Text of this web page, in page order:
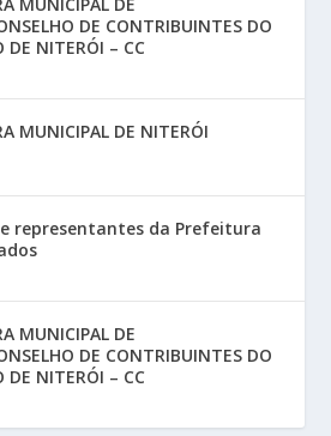
DE CONTRIBUINTES DO
DE NITERÓI – CC
MUNICIPAL DE NITERÓI
representantes da Prefeitura
MUNICIPAL DE
DE CONTRIBUINTES DO
DE NITERÓI – CC